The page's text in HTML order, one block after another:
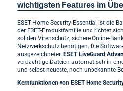
wichtigsten Features im
ESET Home Security Essential ist die
der ESET-Produktfamilie und richtet
soliden Virenschutz, sichere Online-
Netzwerkschutz benötigen. Die
ausgezeichneten ESET LiveGuard
verdächtige Dateien automatisch in
und selbst neueste, noch unbekannte
Kernfunktionen von ESET Home